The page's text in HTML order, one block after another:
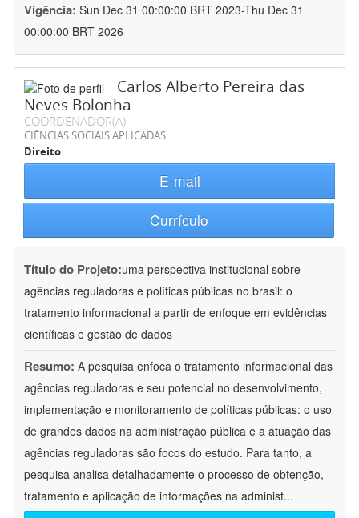
Vigência: Sun Dec 31 00:00:00 BRT 2023-Thu Dec 31
00:00:00 BRT 2026
Carlos Alberto Pereira das
Neves Bolonha
COORDENADOR(A)
CIÊNCIAS SOCIAIS APLICADAS
Direito
E-mail
Currículo
Título do Projeto:uma perspectiva institucional sobre
agências reguladoras e políticas públicas no brasil: o
tratamento informacional a partir de enfoque em evidências
científicas e gestão de dados
Resumo: A pesquisa enfoca o tratamento informacional das
agências reguladoras e seu potencial no desenvolvimento,
implementação e monitoramento de políticas públicas: o uso
de grandes dados na administração pública e a atuação das
agências reguladoras são focos do estudo. Para tanto, a
pesquisa analisa detalhadamente o processo de obtenção,
tratamento e aplicação de informações na administ...